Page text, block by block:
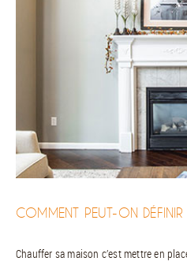
COMMENT PEUT-ON
Chauffer sa maison c’est mettre en